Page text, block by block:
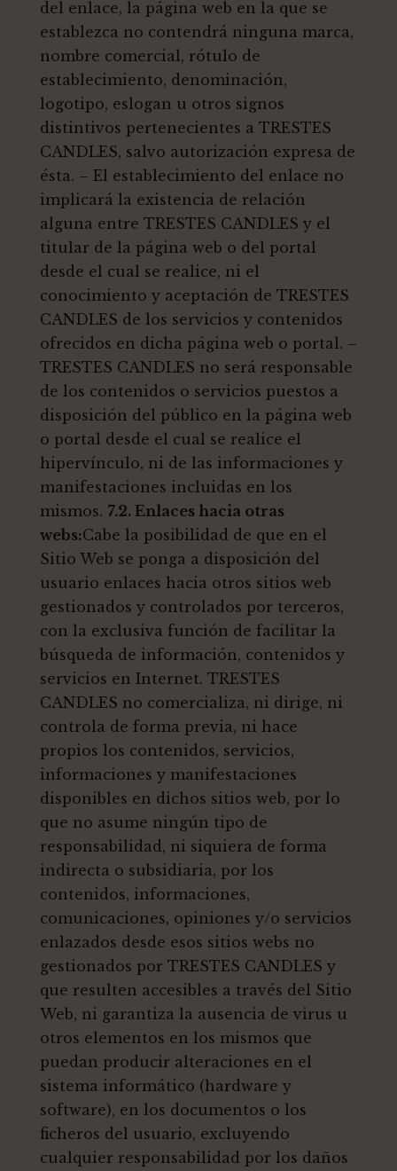
del enlace, la página web en la que se
establezca no contendrá ninguna marca,
nombre comercial, rótulo de
establecimiento, denominación,
logotipo, eslogan u otros signos
distintivos pertenecientes a TRESTES
CANDLES, salvo autorización expresa de
ésta. – El establecimiento del enlace no
implicará la existencia de relación
alguna entre TRESTES CANDLES y el
titular de la página web o del portal
desde el cual se realice, ni el
conocimiento y aceptación de TRESTES
CANDLES de los servicios y contenidos
ofrecidos en dicha página web o portal. –
TRESTES CANDLES no será responsable
de los contenidos o servicios puestos a
disposición del público en la página web
o portal desde el cual se realice el
hipervínculo, ni de las informaciones y
manifestaciones incluidas en los
mismos. 7.2. Enlaces hacia otras
webs:Cabe la posibilidad de que en el
Sitio Web se ponga a disposición del
usuario enlaces hacia otros sitios web
gestionados y controlados por terceros,
con la exclusiva función de facilitar la
búsqueda de información, contenidos y
servicios en Internet. TRESTES
CANDLES no comercializa, ni dirige, ni
controla de forma previa, ni hace
propios los contenidos, servicios,
informaciones y manifestaciones
disponibles en dichos sitios web, por lo
que no asume ningún tipo de
responsabilidad, ni siquiera de forma
indirecta o subsidiaria, por los
contenidos, informaciones,
comunicaciones, opiniones y/o servicios
enlazados desde esos sitios webs no
gestionados por TRESTES CANDLES y
que resulten accesibles a través del Sitio
Web, ni garantiza la ausencia de virus u
otros elementos en los mismos que
puedan producir alteraciones en el
sistema informático (hardware y
software), en los documentos o los
ficheros del usuario, excluyendo
cualquier responsabilidad por los daños